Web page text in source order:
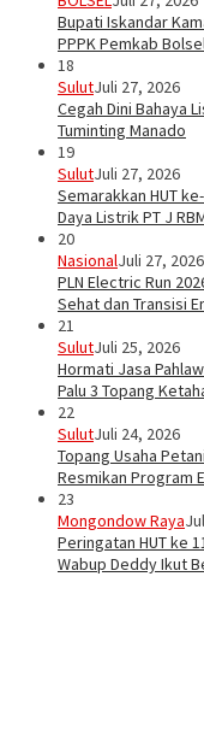
Bupati Iskandar
PPPK Pemkab
18
SulutJuli 27, 2026
Cegah Dini Bahaya
Tuminting Manado
19
SulutJuli 27, 2026
Semarakkan HUT
Daya Listrik PT J
20
NasionalJuli 27, 2026
PLN Electric Run
Sehat dan Transisi
21
SulutJuli 25, 2026
Hormati Jasa
Palu 3 Topang
22
SulutJuli 24, 2026
Topang Usaha
Resmikan Program
23
Mongondow Raya
Peringatan HUT ke
Wabup Deddy Ikut